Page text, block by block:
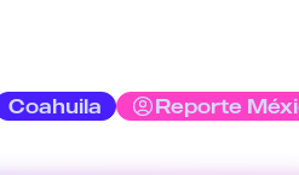
Coahuila
Reporte